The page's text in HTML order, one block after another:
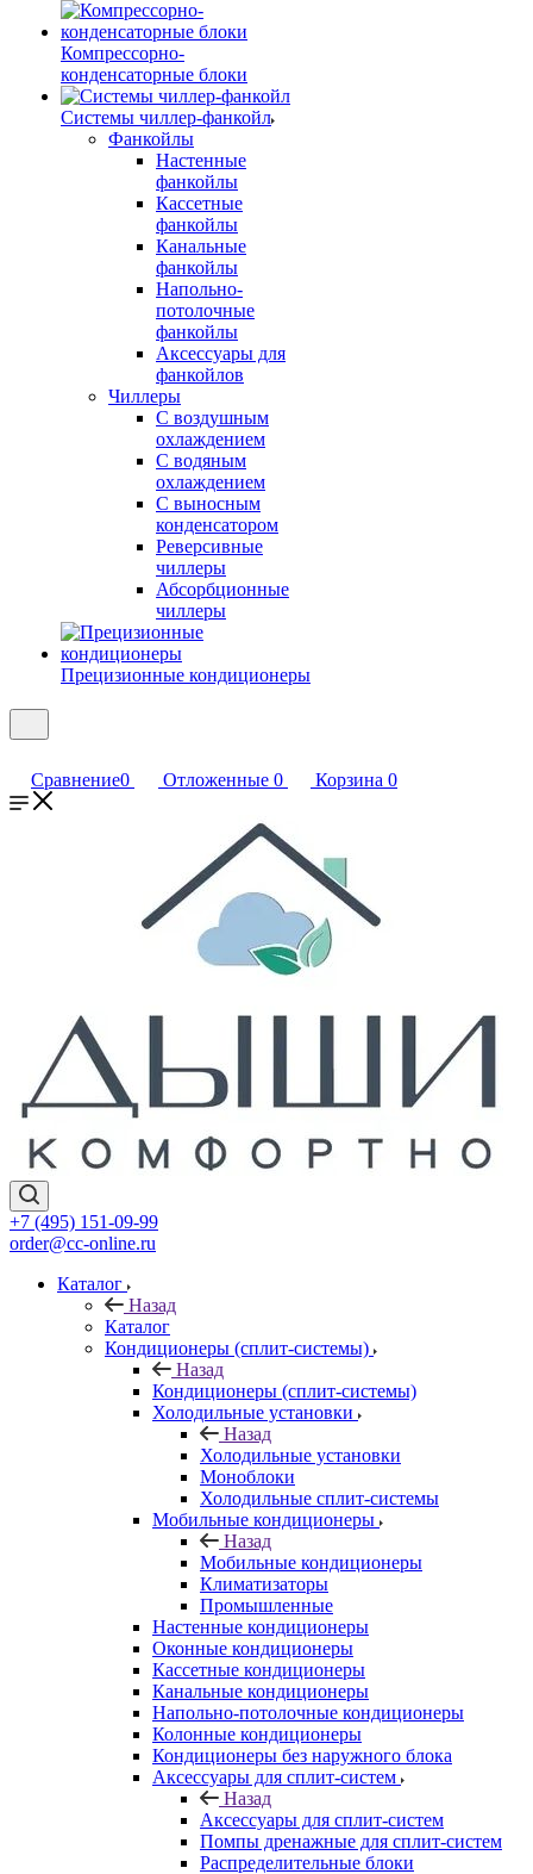
Компрессорно-
конденсаторные блоки
Системы чиллер-фанкойл
Фанкойлы
Настенные
фанкойлы
Кассетные
фанкойлы
Канальные
фанкойлы
Напольно-
потолочные
фанкойлы
Аксессуары для
фанкойлов
Чиллеры
С воздушным
охлаждением
С водяным
охлаждением
С выносным
конденсатором
Реверсивные
чиллеры
Абсорбционные
чиллеры
Прецизионные кондиционеры
Сравнение0 Отложенные 0 Корзина 0
+7 (495) 151-09-99
order@cc-online.ru
Каталог
Назад
Каталог
Кондиционеры (сплит-системы)
Назад
Кондиционеры (сплит-системы)
Холодильные установки
Назад
Холодильные установки
Моноблоки
Холодильные сплит-системы
Мобильные кондиционеры
Назад
Мобильные кондиционеры
Климатизаторы
Промышленные
Настенные кондиционеры
Оконные кондиционеры
Кассетные кондиционеры
Канальные кондиционеры
Напольно-потолочные кондиционеры
Колонные кондиционеры
Кондиционеры без наружного блока
Аксессуары для сплит-систем
Назад
Аксессуары для сплит-систем
Помпы дренажные для сплит-систем
Распределительные блоки